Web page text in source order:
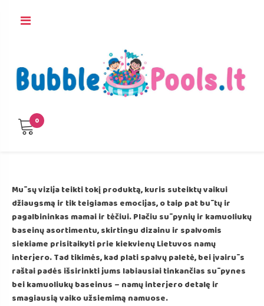
0
Mūsų vizija teikti tokį produktą, kuris suteiktų vaikui
džiaugsmą ir tik teigiamas emocijas, o taip pat būtų ir
pagalbininkas mamai ir tėčiui. Plačiu sūpynių ir kamuoliukų
baseinų asortimentu, skirtingu dizainu ir spalvomis
siekiame prisitaikyti prie kiekvienų Lietuvos namų
interjero. Tad tikimės, kad plati spalvų paletė, bei įvairūs
raštai padės išsirinkti jums labiausiai tinkančias sūpynes
bei kamuoliukų baseinus – namų interjero detalę ir
smagiausią vaiko užsiemimą namuose.